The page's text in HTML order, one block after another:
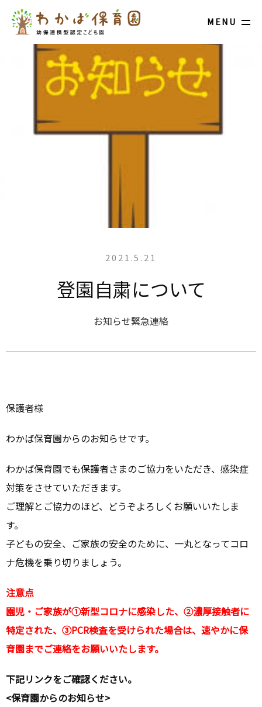
MENU
2021.5.21
登園自粛について
お知らせ緊急連絡
保護者様
わかば保育園からのお知らせです。
わかば保育園でも保護者さまのご協力をいただき、感染症
対策をさせていただきます。
ご理解とご協力のほど、どうぞよろしくお願いいたしま
す。
子どもの安全、ご家族の安全のために、一丸となってコロ
ナ危機を乗り切りましょう。
注意点
園児・ご家族が①新型コロナに感染した、②濃厚接触者に
特定された、③PCR検査を受けられた場合は、速やかに保
育園までご連絡をお願いいたします。
下記リンクをご確認ください。
<保育園からのお知らせ>